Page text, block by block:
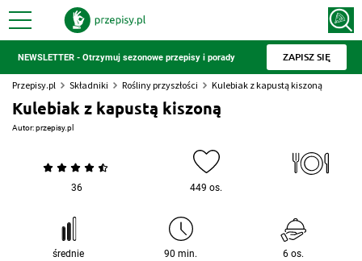
NEWSLETTER - Otrzymuj sezonowe przepisy i porady ZAPISZ SIĘ
Przepisy.pl Składniki Rośliny przyszłości Kulebiak z kapustą kiszoną
Kulebiak z kapustą kiszoną
Autor:przepisy.pl
36 449 os.
średnie 90 min. 6 os.